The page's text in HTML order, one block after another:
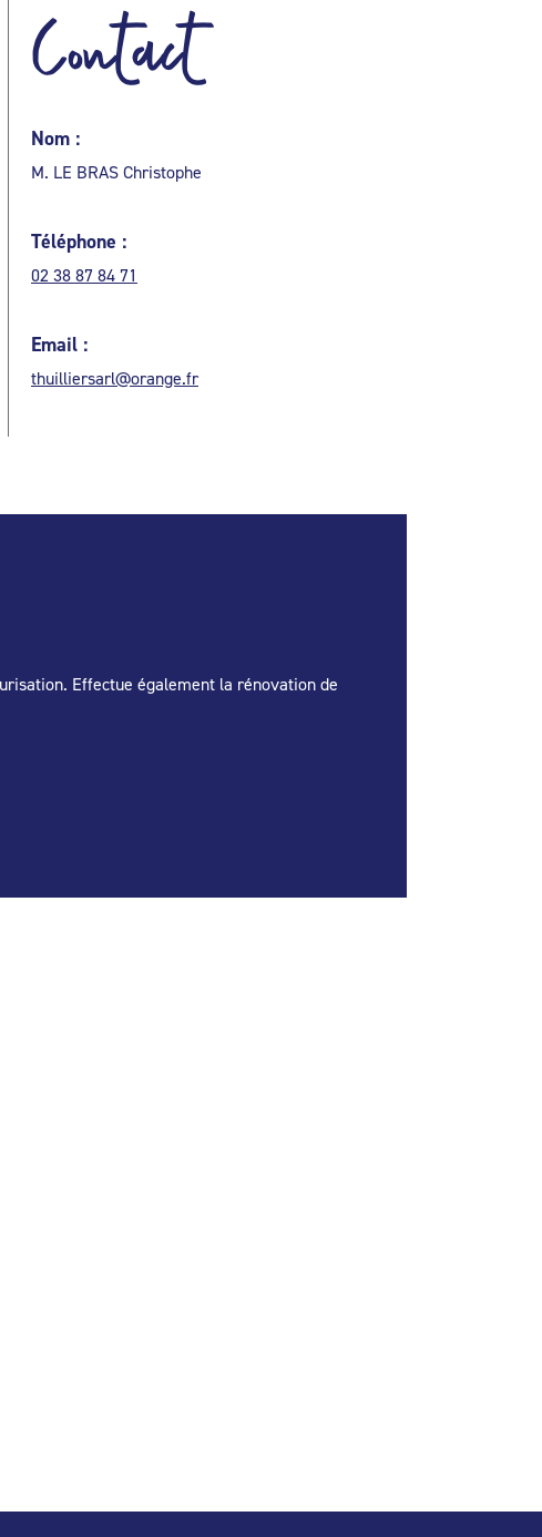
Contact
Nom :
M. LE BRAS Christophe
Téléphone :
02 38 87 84 71
Email :
thuilliersarl@orange.fr
Effectue également la rénovation de